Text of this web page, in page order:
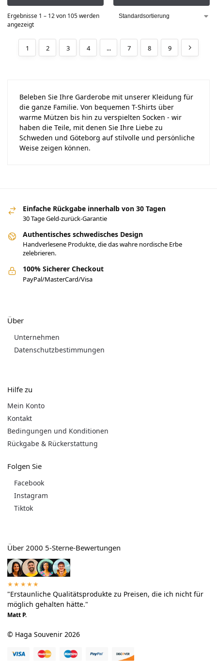
Ergebnisse 1 – 12 von 105 werden
angezeigt
1 2 3 4 ... 7 8 9
Beleben Sie Ihre Garderobe mit unserer Kleidung für
die ganze Familie. Von bequemen T-Shirts über
warme Mützen bis hin zu verspielten Socken - wir
haben die Teile, mit denen Sie Ihre Liebe zu
Schweden und Göteborg auf stilvolle und persönliche
Weise zeigen können.
Einfache Rückgabe innerhalb von 30 Tagen
30 Tage Geld-zurück-Garantie
Authentisches schwedisches Design
Handverlesene Produkte, die das wahre nordische Erbe
zelebrieren.
100% Sicherer Checkout
PayPal/MasterCard/Visa
Über
Unternehmen
Datenschutzbestimmungen
Hilfe zu
Mein Konto
Kontakt
Bedingungen und Konditionen
Rückgabe & Rückerstattung
Folgen Sie
Facebook
Instagram
Tiktok
Über 2000 5-Sterne-Bewertungen
★★★★★
"Erstaunliche Qualitätsprodukte zu Preisen, die ich nicht für
möglich gehalten hätte."
Matt P.
© Haga Souvenir 2026